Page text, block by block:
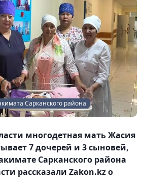
Сарканского района
многодетная мать Жасия
7 дочерей и 3 сыновей,
Сарканского района
рассказали Zakon.kz о